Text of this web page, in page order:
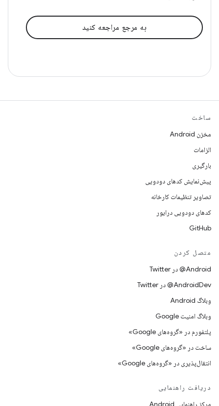
به مرجع مراجعه کنید
ساخت
مخزن Android
الزامات
بارگیری
پیش‌نمایش کدهای دودویی
تصاویر تنظیمات کارخانه
کدهای دودویی درایور
GitHub
متصل کردن
Android@ در Twitter
AndroidDev@ در Twitter
وبلاگ Android
وبلاگ امنیت Google
پلتفورم در «گروه‌های Google»
ساخت در «گروه‌های Google»
انتقال‌پذیری در «گروه‌های Google»
دریافت راهنمایی
مرکز راهنمایی Android